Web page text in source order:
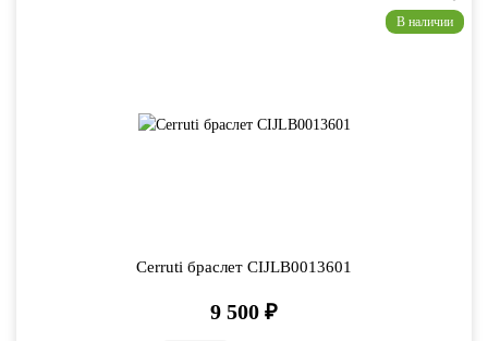
В наличии
Cerruti браслет CIJLB0013601
9 500 ₽